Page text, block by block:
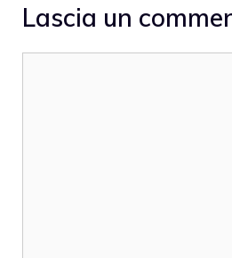
Lascia un